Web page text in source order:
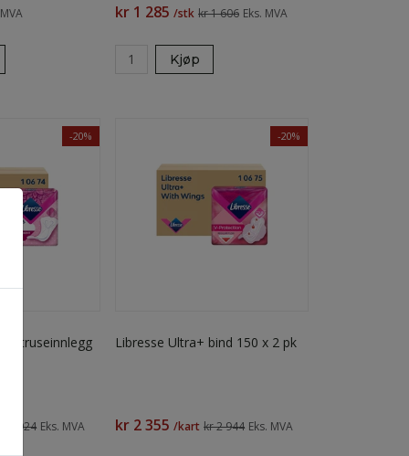
kr 1 285 /stk kr 1 606 Eks. MVA
Kjøp
-20%
truseinnlegg
1 924 Eks. MVA
-20%
Libresse Ultra+ bind 150 x 2 pk
kr 2 355 /kart kr 2 944 Eks. MVA